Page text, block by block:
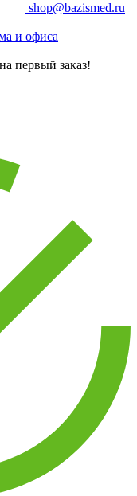
shop@bazismed.ru
и офиса
первый заказ!